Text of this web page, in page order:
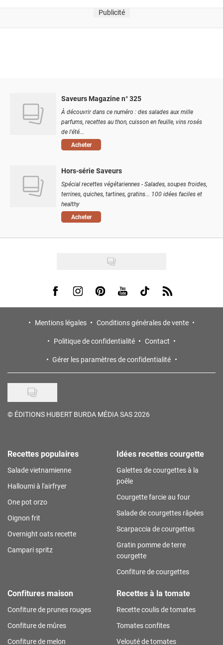
Publicité
Saveurs Magazine n° 325
À découvrir dans ce numéro : des salades aux mille
parfums, recettes au thon, cuisson en feuille, vins rosés
de l'été...
Acheter
Hors-série Saveurs
Spécial recettes végétariennes - Salades, soupes froides,
terrines, quiches, tartines, gratins... 100 idées faciles et
healthy
Acheter
Visit us on Facebook
Visit us on Instagram
Visit us on Pinterest
Visit us on Youtube
Visit us on Tiktok
Visit us on Rss
Mentions légales
Conditions générales de vente
Politique de confidentialité
Contact
Gérer les paramètres de confidentialité
© ÉDITIONS HUBERT BURDA MÉDIA SAS 2026
Recettes populaires
Salade vietnamienne
Halloumi à l'airfryer
One pot orzo
Oignon frit
Overnight oats recette
Campari spritz
Idées recettes courgette
Galettes de courgettes à la
poêle
Courgette farcie au four
Salade de courgettes râpées
Scarpaccia de courgettes
Gratin pomme de terre
courgette
Confiture de courgettes
Confitures maison
Confiture de prunes rouges
Confiture de mûres
Confiture de melon
Recettes à la tomate
Recette coulis de tomates
Tomates confites
Velouté de tomates